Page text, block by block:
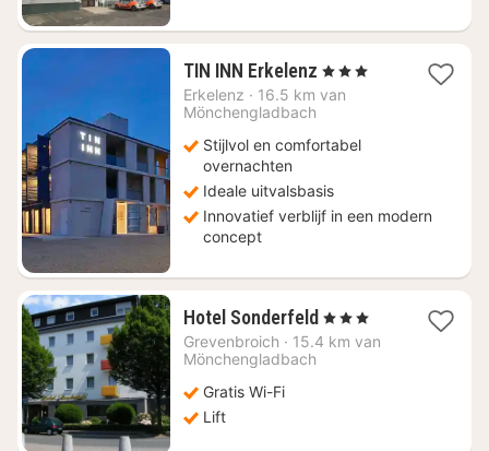
TIN INN Erkelenz 1
nacht
91,12
, 3 Sterren
Erkelenz · 16.5 km van
Mönchengladbach
Stijlvol en comfortabel
overnachten
Ideale uitvalsbasis
Innovatief verblijf in een modern
concept
Hotel Sonderfeld 1
nacht
, 3 Sterren
Grevenbroich · 15.4 km van
Mönchengladbach
Gratis Wi-Fi
Lift